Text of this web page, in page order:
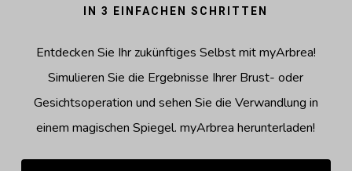
IN 3 EINFACHEN SCHRITTEN
Entdecken Sie Ihr zukünftiges Selbst mit myArbrea!
Simulieren Sie die Ergebnisse Ihrer Brust- oder
Gesichtsoperation und sehen Sie die Verwandlung in
einem magischen Spiegel. myArbrea herunterladen!